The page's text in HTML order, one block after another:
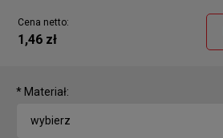
Cena netto:
1,46 zł
* Materiał: